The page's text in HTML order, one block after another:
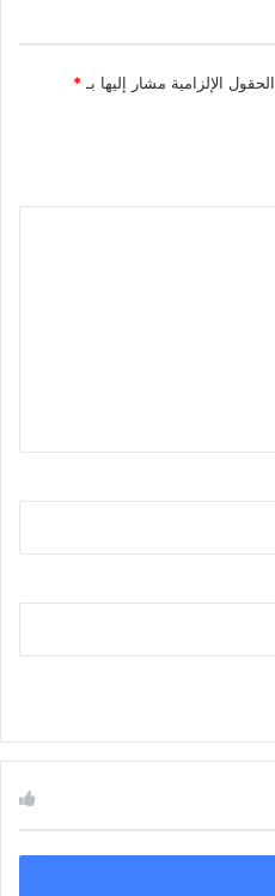
الحقول الإلزامية مشار إليها بـ *